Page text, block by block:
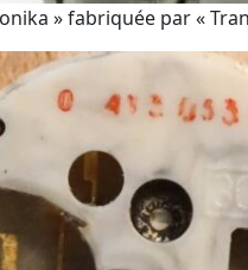
» fabriquée par «